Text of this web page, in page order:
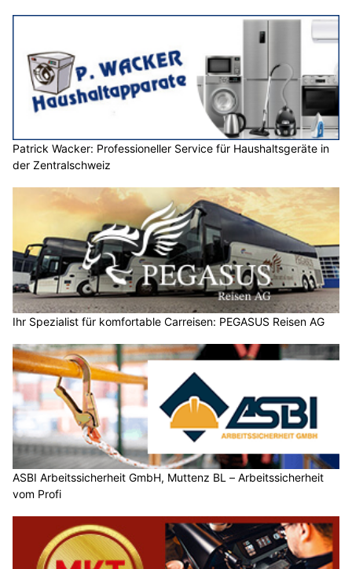
Patrick Wacker: Professioneller Service für Haushaltsgeräte in
der Zentralschweiz
Ihr Spezialist für komfortable Carreisen: PEGASUS Reisen AG
ASBI Arbeitssicherheit GmbH, Muttenz BL – Arbeitssicherheit
vom Profi